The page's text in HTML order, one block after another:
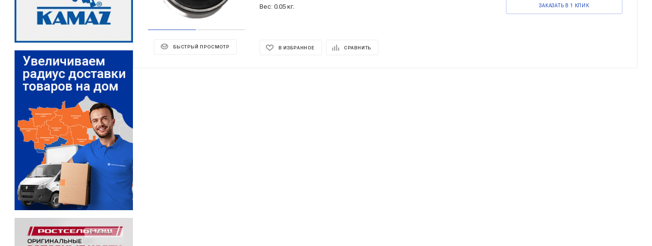
БЫСТРЫЙ ПРОСМОТР
Вес: 0.05 кг.
В ИЗБРАННОЕ СРАВНИТЬ
ЗАКАЗАТЬ В 1 КЛИК
Реклама ⋮